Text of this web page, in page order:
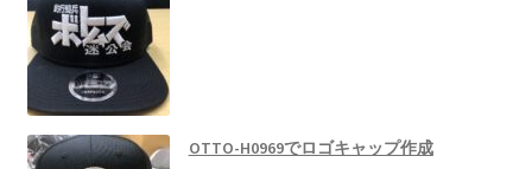
OTTO-H0969でロゴキャップ作成